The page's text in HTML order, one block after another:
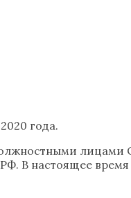
года.
лицами
В настоящее